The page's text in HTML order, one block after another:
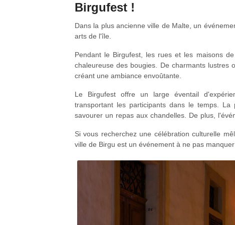
Birgufest !
Dans la plus ancienne ville de Malte, un
arts de l'île.
Pendant le Birgufest, les rues et les maisons
chaleureuse des bougies. De charmants lustres
créant une ambiance envoûtante.
Le Birgufest offre un large éventail
transportant les participants dans le temps.
savourer un repas aux chandelles. De plus,
passionnantes.
Si vous recherchez une célébration culturelle
ville de Birgu est un événement à ne pas